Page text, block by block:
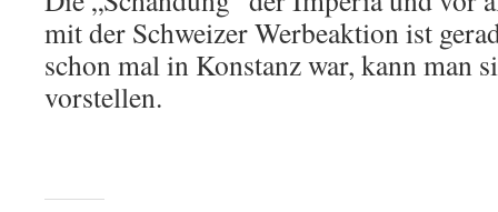
mit der Schweizer Werbeaktion ist
schon mal in Konstanz war, kann man
vorstellen.